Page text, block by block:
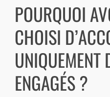
POURQUOI
CHOISI
UNIQUEMENT
ENGAGÉS ?